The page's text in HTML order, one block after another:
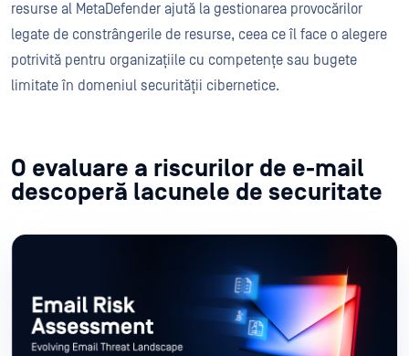
resurse al MetaDefender ajută la gestionarea provocărilor
legate de constrângerile de resurse, ceea ce îl face o alegere
potrivită pentru organizațiile cu competențe sau bugete
limitate în domeniul securității cibernetice.
O evaluare a riscurilor de e-mail
descoperă lacunele de securitate